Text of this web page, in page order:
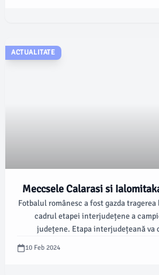
ACTUALITATE
Meccsele Calarasi si
Fotbalul românesc a fost gazda
cadrul etapei interjudețene a
județene. Etapa interjudețeană
10 Feb 2024